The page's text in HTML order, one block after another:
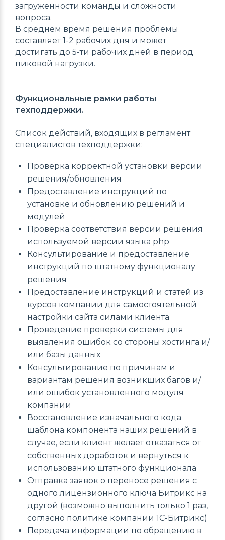
загруженности команды и сложности
вопроса.
В среднем время решения проблемы
составляет 1-2 рабочих дня и может
достигать до 5-ти рабочих дней в период
пиковой нагрузки.
Функциональные рамки работы
техподдержки.
Список действий, входящих в регламент
специалистов техподдержки:
Проверка корректной установки версии
решения/обновления
Предоставление инструкций по
установке и обновлению решений и
модулей
Проверка соответствия версии решения
используемой версии языка php
Консультирование и предоставление
инструкций по штатному функционалу
решения
Предоставление инструкций и статей из
курсов компании для самостоятельной
настройки сайта силами клиента
Проведение проверки системы для
выявления ошибок со стороны хостинга и/
или базы данных
Консультирование по причинам и
вариантам решения возникших багов и/
или ошибок установленного модуля
компании
Восстановление изначального кода
шаблона компонента наших решений в
случае, если клиент желает отказаться от
собственных доработок и вернуться к
использованию штатного функционала
Отправка заявок о переносе решения с
одного лицензионного ключа Битрикс на
другой (возможно выполнить только 1 раз,
согласно политике компании 1С-Битрикс)
Передача информации по обращению в